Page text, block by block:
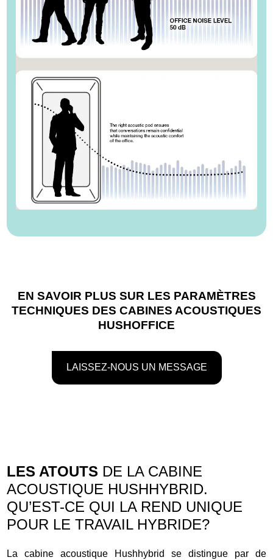
EN SAVOIR PLUS SUR LES PARAMÈTRES
TECHNIQUES DES CABINES ACOUSTIQUES
HUSHOFFICE
LAISSEZ-NOUS UN MESSAGE
LES ATOUTS DE LA CABINE
ACOUSTIQUE HUSHHYBRID.
QU’EST-CE QUI LA REND UNIQUE
POUR LE TRAVAIL HYBRIDE?
La cabine acoustique Hushhybrid se distingue par de